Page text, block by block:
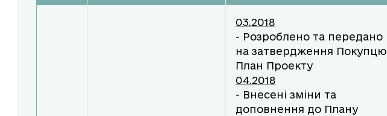
03.2018
- Розроблено та передано
на затвердження Покупцю
План Проекту
04.2018
- Внесені зміни та
доповнення до Плану